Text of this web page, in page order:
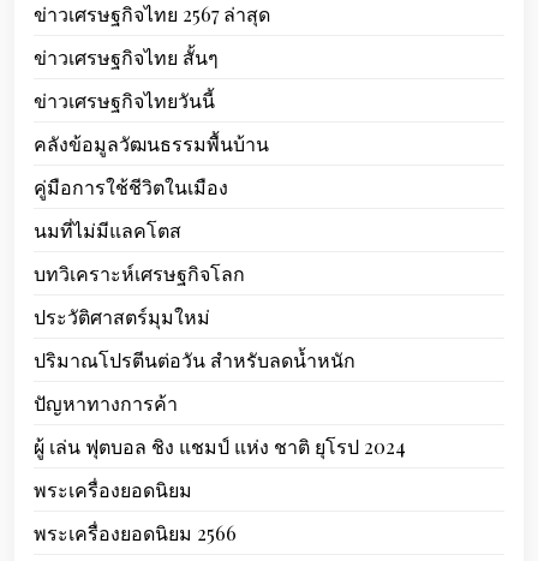
ข่าวเศรษฐกิจไทย 2567 ล่าสุด
ข่าวเศรษฐกิจไทย สั้นๆ
ข่าวเศรษฐกิจไทยวันนี้
คลังข้อมูลวัฒนธรรมพื้นบ้าน
คู่มือการใช้ชีวิตในเมือง
นมที่ไม่มีแลคโตส
บทวิเคราะห์เศรษฐกิจโลก
ประวัติศาสตร์มุมใหม่
ปริมาณโปรตีนต่อวัน สำหรับลดน้ำหนัก
ปัญหาทางการค้า
ผู้ เล่น ฟุตบอล ชิง แชมป์ แห่ง ชาติ ยุโรป 2024
พระเครื่องยอดนิยม
พระเครื่องยอดนิยม 2566